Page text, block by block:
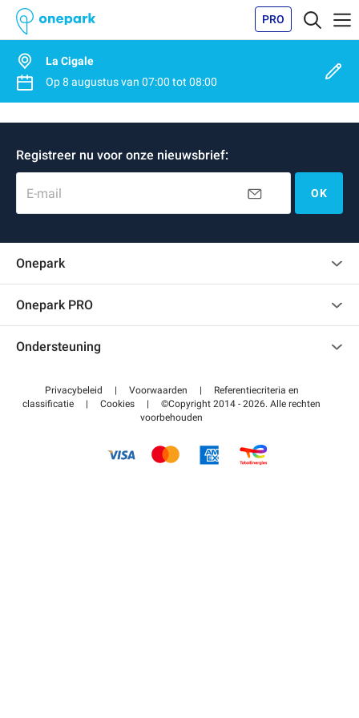
PRO
La Cigale
Op8 augustusvan 07:00 tot 08:00
Registreer nu voor onze nieuwsbrief:
E-mail OK
Onepark
Onepark PRO
Word partner van Onepark
Ondersteuning
Helpcentrum
Betalen voor parkeren FLOW
Privacybeleid | Voorwaarden |
Referentiecriteria en
classificatie
| Cookies |
©Copyright 2014 - 2026. Alle rechten
voorbehouden